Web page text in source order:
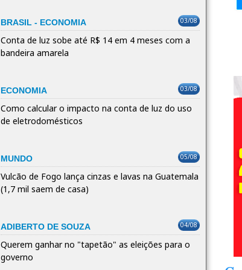
BRASIL - ECONOMIA 03/08
Conta de luz sobe até R$ 14 em 4 meses com a
bandeira amarela
ECONOMIA 03/08
Como calcular o impacto na conta de luz do uso
de eletrodomésticos
MUNDO 05/08
Vulcão de Fogo lança cinzas e lavas na Guatemala
(1,7 mil saem de casa)
ADIBERTO DE SOUZA 04/08
Querem ganhar no "tapetão" as eleições para o
governo